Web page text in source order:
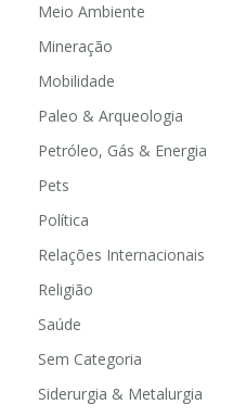
Meio Ambiente
Mineração
Mobilidade
Paleo & Arqueologia
Petróleo, Gás & Energia
Pets
Política
Relações Internacionais
Religião
Saúde
Sem Categoria
Siderurgia & Metalurgia